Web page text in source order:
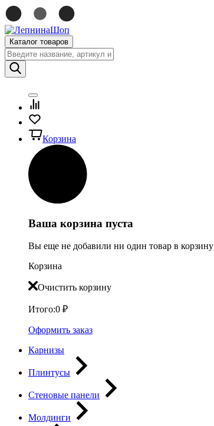
Каталог товаров
Корзина
Ваша корзина пуста
Вы еще не добавили ни один товар в корзину
Корзина
Очистить корзину
Итого:0 ₽
Оформить заказ
Карнизы
Плинтусы
Стеновые панели
Молдинги